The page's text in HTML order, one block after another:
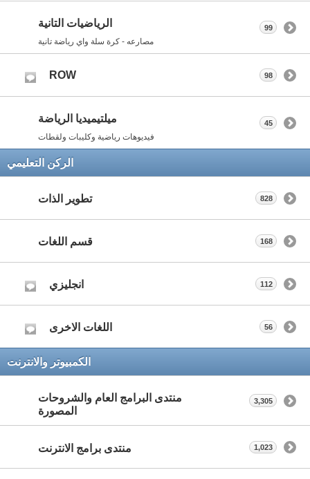
الرياضيات التانية
مصارعه - كرة سلة واي رياضة تانية
99
ROW 98
ميلتيميديا الرياضة
فيديوهات رياضية وكليبات ولقطات
45
الركن التعليمي
تطوير الذات 828
قسم اللغات 168
انجليزي 112
اللغات الاخرى 56
الكمبيوتر والانترنت
منتدى البرامج العام والشروحات
المصورة
3,305
منتدى برامج الانترنت 1,023